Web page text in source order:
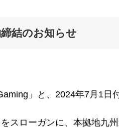
結のお知らせ
」と、2024年7月1日
スローガンに、本拠地九